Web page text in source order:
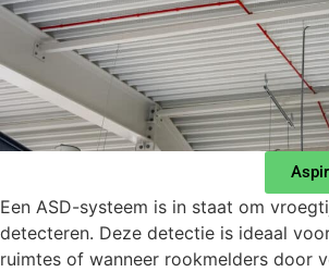
Een ASD-systeem is in staat om
detecteren. Deze detectie is ideaal
ruimtes of wanneer rookmelders door